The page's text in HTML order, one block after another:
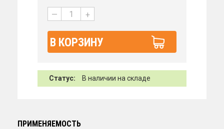
— +
В КОРЗИНУ
Статус: В наличии на складе
ПРИМЕНЯЕМОСТЬ